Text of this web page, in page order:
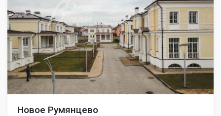
Новое Румянцево